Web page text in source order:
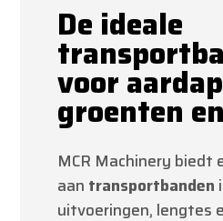
De ideale
voor
groenten
MCR Machinery biedt
aan transportbanden
uitvoeringen, lengtes